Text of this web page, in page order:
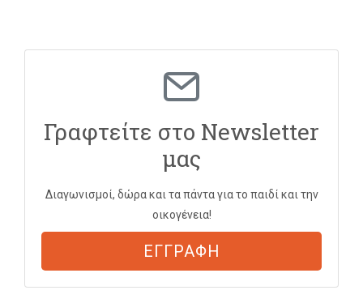
Γραφτείτε στο Newsletter
μας
Διαγωνισμοί, δώρα και τα πάντα για το παιδί και την
οικογένεια!
ΕΓΓΡΑΦΗ